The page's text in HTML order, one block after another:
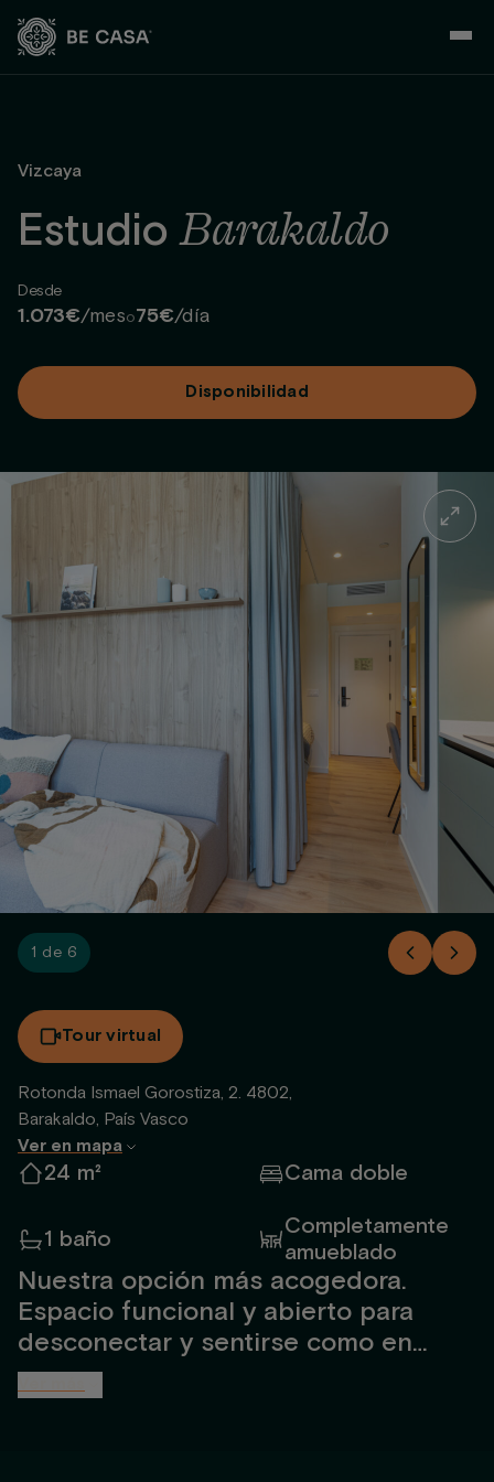
Vizcaya
EstudioBarakaldo
Desde
1.073€/meso75€/día
Disponibilidad
1 de 6
Tour virtual
Rotonda Ismael Gorostiza, 2. 4802,
Barakaldo, País Vasco
Ver en mapa
24 m² Cama doble
1 baño
Completamente
amueblado
Nuestra opción más acogedora.
Espacio funcional y abierto para
desconectar y sentirse como en
casa. Para hasta 2 personas,
totalmente amueblado y diseñado